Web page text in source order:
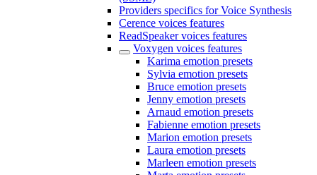
Providers specifics for Voice Synthesis
Cerence voices features
ReadSpeaker voices features
Voxygen voices features
Karima emotion presets
Sylvia emotion presets
Bruce emotion presets
Jenny emotion presets
Arnaud emotion presets
Fabienne emotion presets
Marion emotion presets
Laura emotion presets
Marleen emotion presets